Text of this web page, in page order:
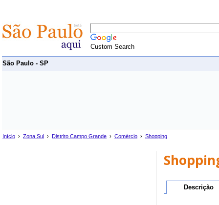
Custom Search
São Paulo - SP
Início › Zona Sul › Distrito Campo Grande › Comércio › Shopping
Descrição